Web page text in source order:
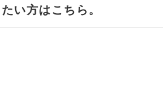
い方はこちら。